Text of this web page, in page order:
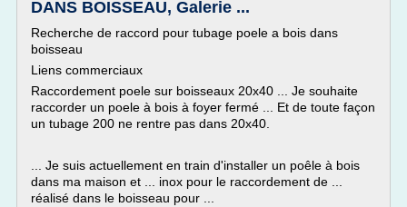
DANS BOISSEAU, Galerie ...
Recherche de raccord pour tubage poele a bois dans
boisseau
Liens commerciaux
Raccordement poele sur boisseaux 20x40 ... Je souhaite
raccorder un poele à bois à foyer fermé ... Et de toute façon
un tubage 200 ne rentre pas dans 20x40.
... Je suis actuellement en train d'installer un poêle à bois
dans ma maison et ... inox pour le raccordement de ...
réalisé dans le boisseau pour ...